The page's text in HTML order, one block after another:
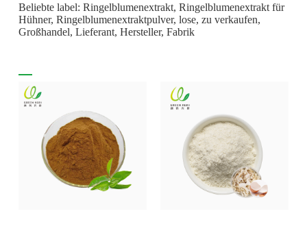
Beliebte label: Ringelblumenextrakt, Ringelblumenextrakt für
Hühner, Ringelblumenextraktpulver, lose, zu verkaufen,
Großhandel, Lieferant, Hersteller, Fabrik